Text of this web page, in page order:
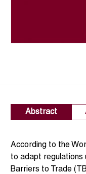
Abstract
According to the
to adapt regulations
Barriers to Trade